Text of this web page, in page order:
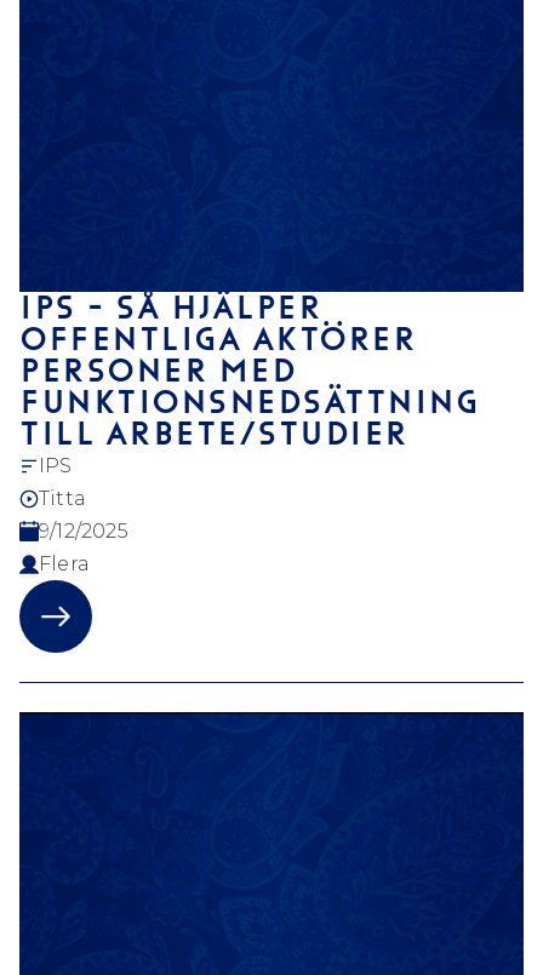
IPS - SÅ HJÄLPER
OFFENTLIGA AKTÖRER
PERSONER MED
FUNKTIONSNEDSÄTTNING
TILL ARBETE/STUDIER
IPS
Titta
9/12/2025
Flera